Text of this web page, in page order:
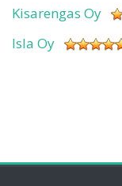
Kisarengas Oy
Isla Oy